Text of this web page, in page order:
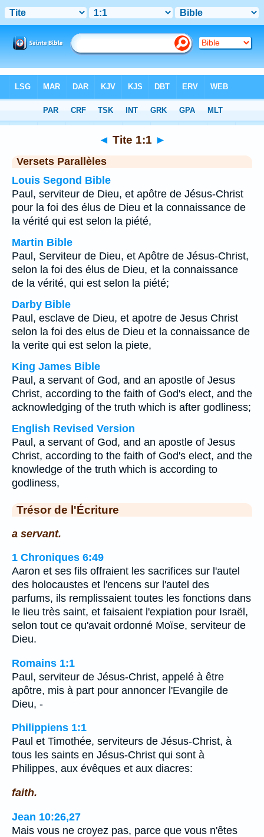
Chapitre 1 > Verset 1
◄ Tite 1:1 ►
Versets Parallèles
Louis Segond Bible
Paul, serviteur de Dieu, et apôtre de Jésus-Christ
pour la foi des élus de Dieu et la connaissance de
la vérité qui est selon la piété,
Martin Bible
Paul, Serviteur de Dieu, et Apôtre de Jésus-Christ,
selon la foi des élus de Dieu, et la connaissance
de la vérité, qui est selon la piété;
Darby Bible
Paul, esclave de Dieu, et apotre de Jesus Christ
selon la foi des elus de Dieu et la connaissance de
la verite qui est selon la piete,
King James Bible
Paul, a servant of God, and an apostle of Jesus
Christ, according to the faith of God's elect, and the
acknowledging of the truth which is after godliness;
English Revised Version
Paul, a servant of God, and an apostle of Jesus
Christ, according to the faith of God's elect, and the
knowledge of the truth which is according to
godliness,
Trésor de l'Écriture
a servant.
1 Chroniques 6:49
Aaron et ses fils offraient les sacrifices sur l'autel
des holocaustes et l'encens sur l'autel des
parfums, ils remplissaient toutes les fonctions dans
le lieu très saint, et faisaient l'expiation pour Israël,
selon tout ce qu'avait ordonné Moïse, serviteur de
Dieu.
Romains 1:1
Paul, serviteur de Jésus-Christ, appelé à être
apôtre, mis à part pour annoncer l'Evangile de
Dieu, -
Philippiens 1:1
Paul et Timothée, serviteurs de Jésus-Christ, à
tous les saints en Jésus-Christ qui sont à
Philippes, aux évêques et aux diacres:
faith.
Jean 10:26,27
Mais vous ne croyez pas, parce que vous n'êtes